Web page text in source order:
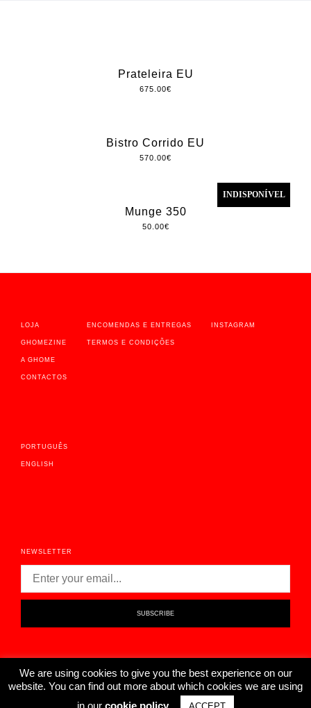
Prateleira EU
675.00€
Bistro Corrido EU
570.00€
INDISPONÍVEL
Munge 350
50.00€
LOJA
GHOMEZINE
A GHOME
CONTACTOS
ENCOMENDAS E ENTREGAS
TERMOS E CONDIÇÕES
INSTAGRAM
PORTUGUÊS
ENGLISH
NEWSLETTER
We are using cookies to give you the best experience on our
website. You can find out more about which cookies we are using
in our cookie policy.